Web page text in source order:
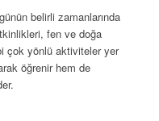
belirli zamanlarında
fen ve doğa
çok yönlü aktiviteler yer
öğrenir hem de